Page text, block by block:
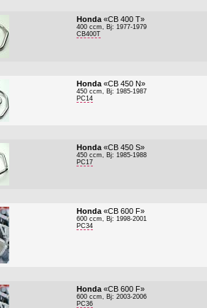
Honda «CB 400 T»
400 ccm, Bj: 1977-1979
CB400T
Honda «CB 450 N»
450 ccm, Bj: 1985-1987
PC14
Honda «CB 450 S»
450 ccm, Bj: 1985-1988
PC17
Honda «CB 600 F»
600 ccm, Bj: 1998-2001
PC34
Honda «CB 600 F»
600 ccm, Bj: 2003-2006
PC36